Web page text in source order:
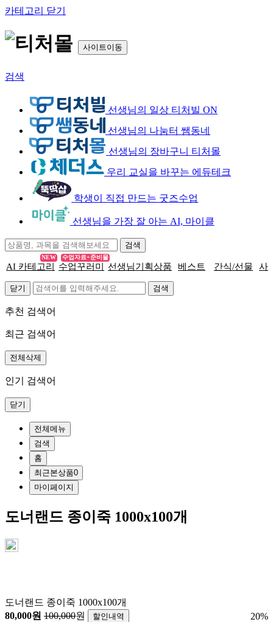
카테고리 닫기
사이트이동
검색
선생님의 일상 티처빌 ON
선생님의 나눔터 쌤동네
선생님의 장바구니 티처몰
우리 교실을 바꾸는 에듀테크
학생이 직접 만드는 굿즈수업
선생님을 가장 잘 아는 AI, 마이클
AI 카테고리
NEW
수업꾸러미
수업자료+준비물
선생님기획상품 베스트 간식/선물 사
닫기
추천 검색어
최근 검색어
전체삭제
인기 검색어
닫기
전체메뉴
검색
홈
최근본상품0
마이페이지
도너랜드 종이죽 1000x100개
도너랜드 종이죽 1000x100개
80,000원 100,000원 할인내역 20%